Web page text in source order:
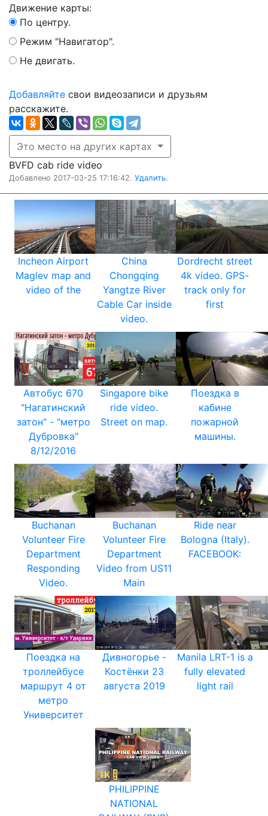
Движение карты:
По центру.
Режим "Навигатор".
Не двигать.
Добавляйте свои видеозаписи и друзьям
расскажите.
Это место на других картах
BVFD cab ride video
Добавлено 2017-03-25 17:16:42. Удалить.
Incheon Airport
Maglev map and
video of the
China
Chongqing
Yangtze River
Cable Car inside
video.
Dordrecht street
4k video. GPS-
track only for
first
Автобус 670
"Нагатинский
затон" - "метро
Дубровка"
8/12/2016
Singapore bike
ride video.
Street on map.
Поездка в
кабине
пожарной
машины.
Buchanan
Volunteer Fire
Department
Responding
Video.
Buchanan
Volunteer Fire
Department
Video from US11
Main
Ride near
Bologna (Italy).
FACEBOOK:
Поездка на
троллейбусе
маршрут 4 от
метро
Университет
Дивногорье -
Костёнки 23
августа 2019
Manila LRT-1 is a
fully elevated
light rail
PHILIPPINE
NATIONAL